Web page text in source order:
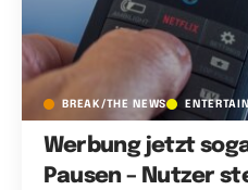
BREAK/THE NEWS
Werbung jetzt
Pausen – Nutzer